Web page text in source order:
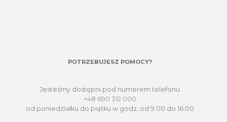
POTRZEBUJESZ POMOCY?
Jesteśmy dostępni pod numerem telefonu
+48 690 312 000
od poniedziałku do piątku w godz. od 9:00 do 16:00